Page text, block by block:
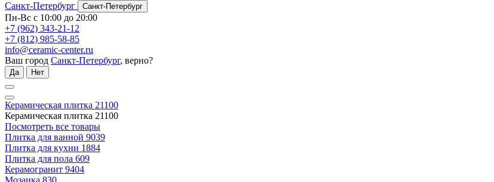
Санкт-Петербург
Санкт-Петербург
Пн-Вс с 10:00 до 20:00
+7 (962) 343-21-12
+7 (812) 985-58-85
info@ceramic-center.ru
Ваш город Санкт-Петербург, верно?
Да Нет
Керамическая плитка 21100
Керамическая плитка 21100
Посмотреть все товары
Плитка для ванной 9039
Плитка для кухни 1884
Плитка для пола 609
Керамогранит 9404
Мозаика 830